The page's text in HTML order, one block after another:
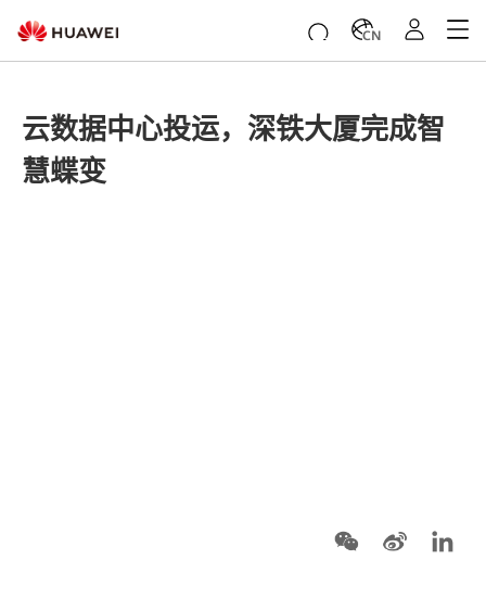
CN
云数据中心投运，深铁大厦完成智
慧蝶变